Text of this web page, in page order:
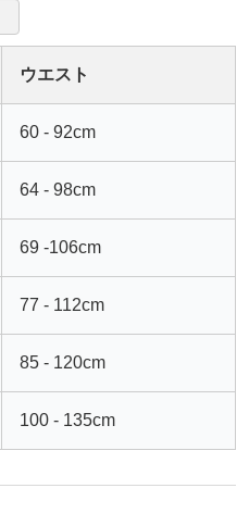
ウエスト
60 - 92cm
64 - 98cm
69 -106cm
77 - 112cm
85 - 120cm
100 - 135cm